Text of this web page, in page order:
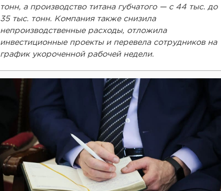
тонн, а производство титана губчатого — с 44 тыс. до
35 тыс. тонн. Компания также снизила
непроизводственные расходы, отложила
инвестиционные проекты и перевела сотрудников на
график укороченной рабочей недели.